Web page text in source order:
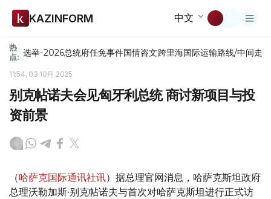
KAZINFORM 中文
热
点: 选举-2026总统府任免事件国情咨文跨里海国际运输路线/中间走廊
11:54, 03 10月 2025
别克帖诺夫会见匈牙利总统 商讨新项目与投
资前景
（哈萨克国际通讯社讯）据总理官网消息，哈萨克斯坦政府
总理沃勒加斯·别克帖诺夫与首次对哈萨克斯坦进行正式访